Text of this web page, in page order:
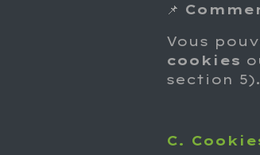
📌
Vous
cookies
section 5).
C.